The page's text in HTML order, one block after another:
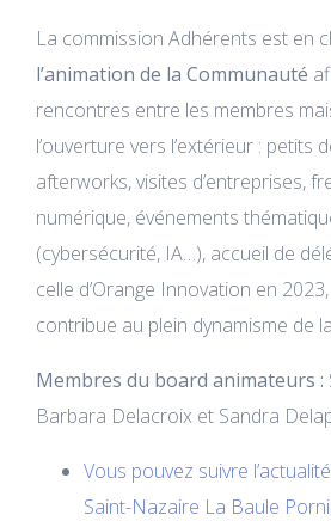
La commission Adhérents est en
l’animation de la Communauté
rencontres entre les membres
l’ouverture vers l’extérieur : petits
afterworks, visites d’entreprises,
numérique, événements
(cybersécurité, IA…), accueil de
celle d’Orange Innovation en
contribue au plein dynamisme de
Membres du board animateurs :
Barbara Delacroix et Sandra
Vous pouvez suivre
Saint-Nazaire La Baule